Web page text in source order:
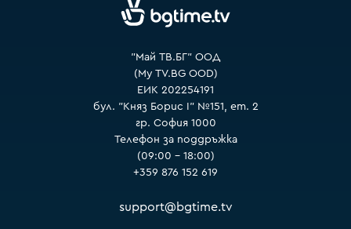
"Май ТВ.БГ" ООД
(My TV.BG OOD)
ЕИК 202254191
бул. "Княз Борис I" №151, ет. 2
гр. София 1000
Телефон за поддръжка
(09:00 – 18:00)
+359 876 152 619
support@bgtime.tv